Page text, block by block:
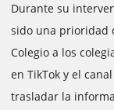
Durante su
sido una prioridad
Colegio a los
en TikTok y el
trasladar la